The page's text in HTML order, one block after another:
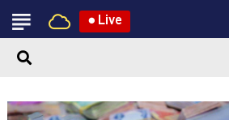
● Live